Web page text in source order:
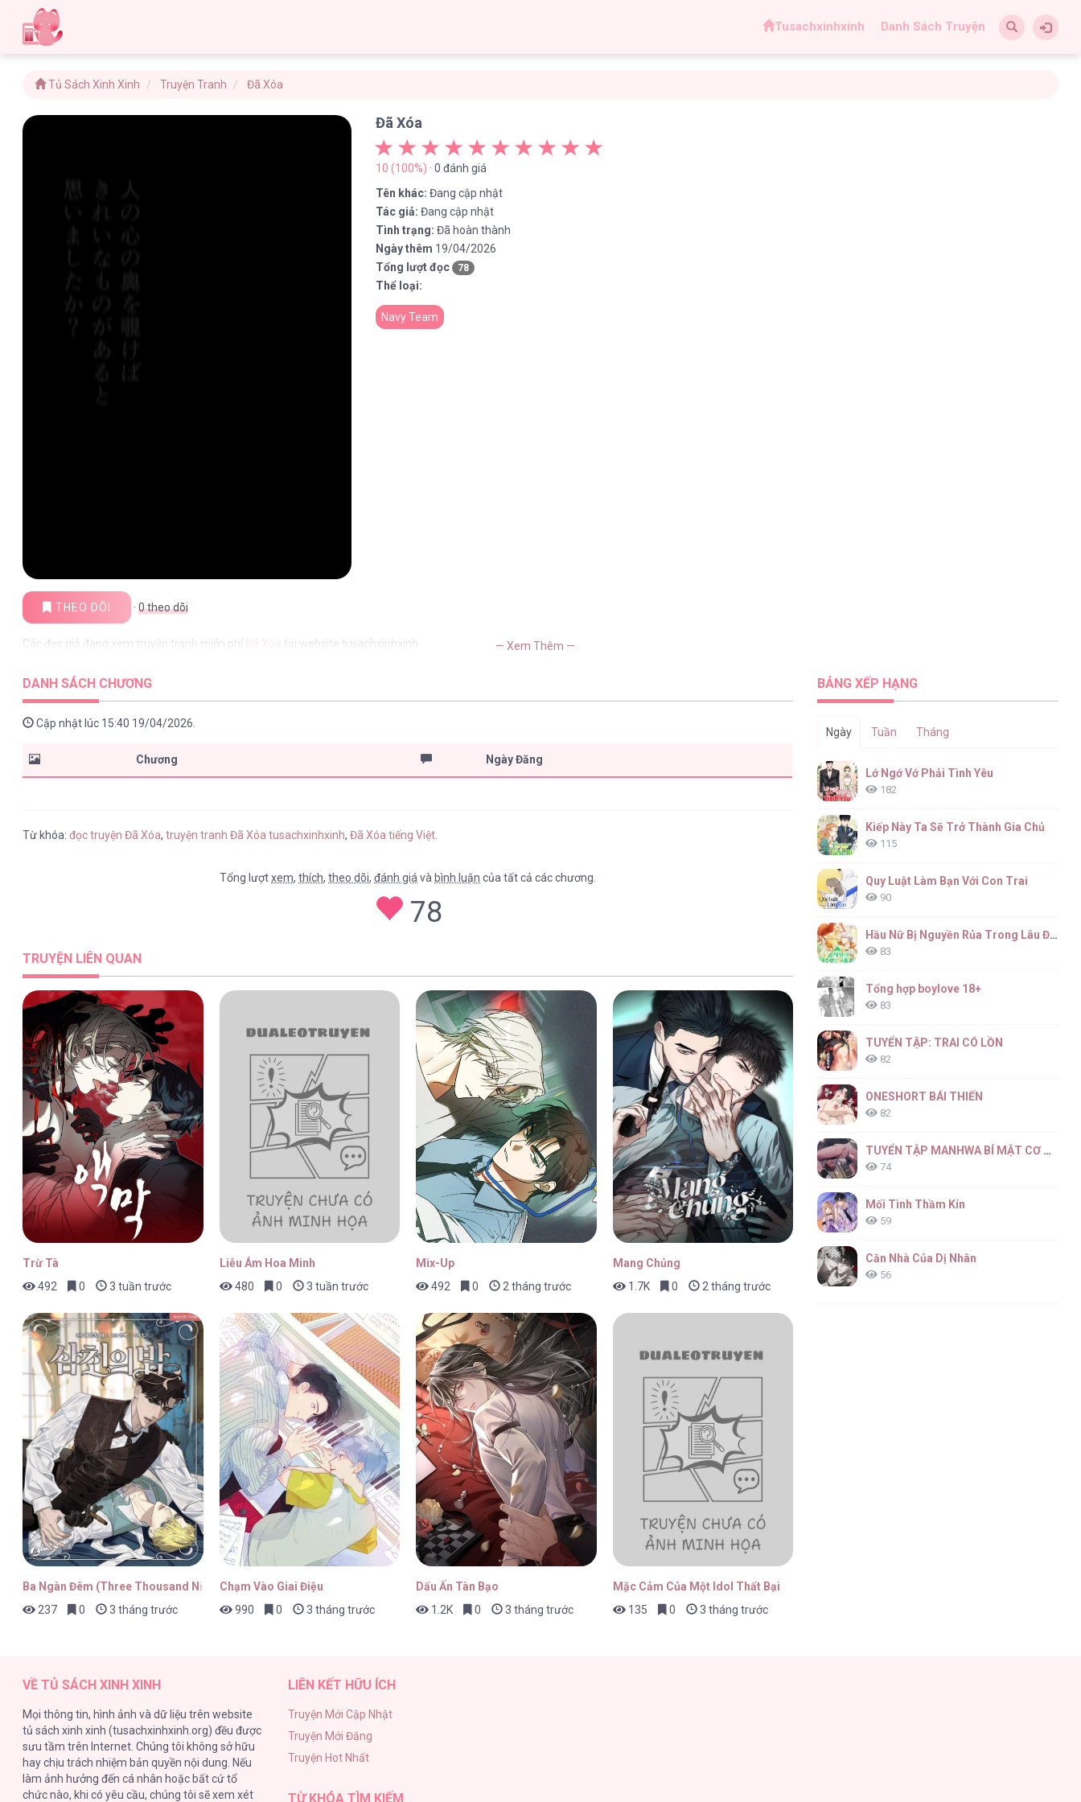
Tusachxinhxinh Danh Sách Truyện
Tủ Sách Xinh Xinh Truyện Tranh Đã Xóa
Đã Xóa
10 (100%) · 0 đánh giá
Tên khác: Đang cập nhật
Tác giả: Đang cập nhật
Tình trạng: Đã hoàn thành
Ngày thêm 19/04/2026
Tổng lượt đọc
78
Thể loại:
Navy Team
THEO DÕI ·0theo dõi
Các đọc giả đang xem truyện tranh miễn phí Đã Xóa tại website tusachxinhxinh — Xem Thêm —
DANH SÁCH CHƯƠNG
Cập nhật lúc 15:40 19/04/2026.
Chương Ngày Đăng
Từ khóa:đọc truyện Đã Xóa,truyện tranh Đã Xóa tusachxinhxinh,Đã Xóa tiếng Việt
Tổng lượtxem,thích,theo dõi,đánh giá và bình luận của tất cả các chương.
78
TRUYỆN LIÊN QUAN
Trừ Tà
492
0 3 tuần trước
Liễu Ám Hoa Minh
480
0 3 tuần trước
Mix-Up
492
0 2 tháng trước
Mang Chủng
1.7K
0 2 tháng trước
Ba Ngàn Đêm (Three Thousand Night)
237
0 3 tháng trước
Chạm Vào Giai Điệu
990
0 3 tháng trước
Dấu Ấn Tàn Bạo
1.2K
0 3 tháng trước
Mặc Cảm Của Một Idol Thất Bại
135
0 3 tháng trước
BẢNG XẾP HẠNG
Ngày Tuần Tháng
Lớ Ngớ Vớ Phải Tình Yêu
182
Kiếp Này Ta Sẽ Trở Thành Gia Chủ
115
Quy Luật Làm Bạn Với Con Trai
90
Hầu Nữ Bị Nguyền Rủa Trong Lâu Đài Của Công Tước
83
Tổng hợp boylove 18+
83
TUYỂN TẬP: TRAI CÓ LỒN
82
ONESHORT BÁI THIẾN
82
TUYỂN TẬP MANHWA BÍ MẬT CƠ THỂ
74
Mối Tình Thầm Kín
59
Căn Nhà Của Dị Nhân
56
VỀ TỦ SÁCH XINH XINH
Mọi thông tin, hình ảnh và dữ liệu trên website
tủ sách xinh xinh (tusachxinhxinh.org) đều được
sưu tầm trên Internet. Chúng tôi không sở hữu
hay chịu trách nhiệm bản quyền nội dung. Nếu
làm ảnh hưởng đến cá nhân hoặc bất cứ tổ
chức nào, khi có yêu cầu, chúng tôi sẽ xem xét
LIÊN KẾT HỮU ÍCH
Truyện Mới Cập Nhật
Truyện Mới Đăng
Truyện Hot Nhất
TỪ KHÓA TÌM KIẾM